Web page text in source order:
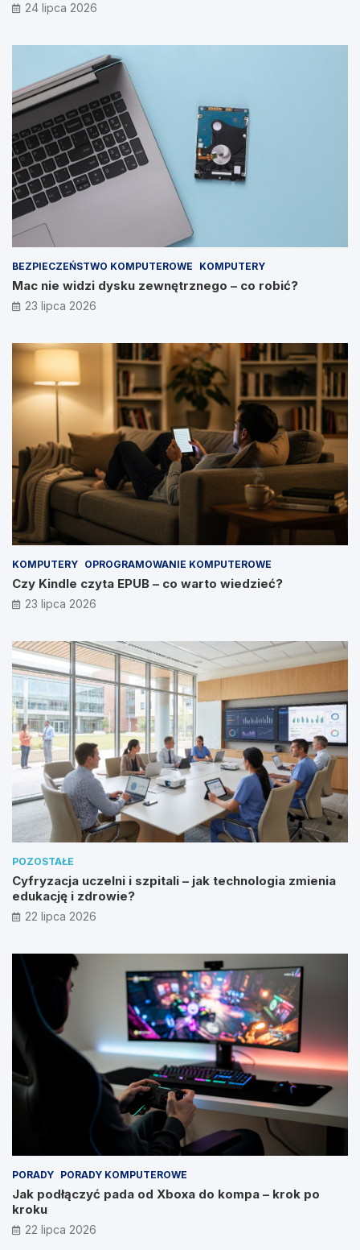
24 lipca 2026
BEZPIECZEŃSTWO KOMPUTEROWE KOMPUTERY
Mac nie widzi dysku zewnętrznego – co robić?
23 lipca 2026
KOMPUTERY OPROGRAMOWANIE KOMPUTEROWE
Czy Kindle czyta EPUB – co warto wiedzieć?
23 lipca 2026
POZOSTAŁE
Cyfryzacja uczelni i szpitali – jak technologia zmienia
edukację i zdrowie?
22 lipca 2026
PORADY PORADY KOMPUTEROWE
Jak podłączyć pada od Xboxa do kompa – krok po
kroku
22 lipca 2026